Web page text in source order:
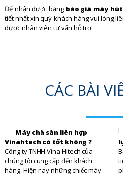
Để nhận được bảng báo giá máy
tiết nhất xin quý khách hàng vui lòng
được nhân viên tư vấn hỗ trợ.
CÁC BÀI
Máy chà sàn liên hợp
Vinahtech có tốt không ?
Công ty TNHH Vina Hitech của
chúng tôi cung cấp đến khách
hàng. Hiện nay những chiếc máy